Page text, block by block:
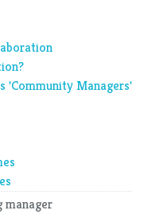
'Community Managers'
manager